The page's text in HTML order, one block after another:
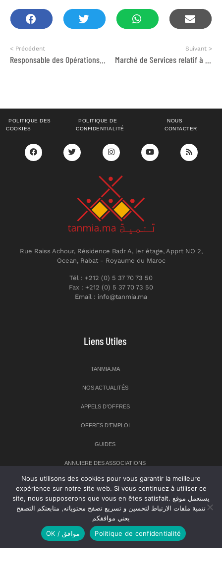
< Précédent
Responsable des Opérations EFE-Maroc
Suivant >
Marché de Services relatif à l’appui aux Collectivités Territoriales pour opérationnaliser les mécanismes de la démocratie participative au niveau local
POLITIQUE DES
COOKIES
POLITIQUE DE
CONFIDENTIALITÉ
NOUS
CONTACTER
Rue Raiss Achour, Résidence Badr A, ler étage, Apprt NO 2,
Ocean, Rabat - Royaume du Maroc
Tél : +212 (0) 5 37 70 73 50
Fax : +212 (0) 5 37 70 73 50
Email : info@tanmia.ma
Liens Utiles
TANMIA.MA
NOS ACTUALITÉS
APPELS D’OFFRES
OFFRES D’EMPLOI
GUIDES
ANNUIERE DES ASSOCIATIONS
Newsletter
Inscrivez-vous à notre newsletter pour recevoir les dernières
nouvelles sur TANMIA
Nous utilisons des cookies pour vous garantir la meilleure
expérience sur notre site web. Si vous continuez à utiliser ce
site, nous supposerons que vous en êtes satisfait. يستعمل موقع
تنمية ملفات الارتباط لتحسين و تسريع تصفح محتوياته, متابعتكم التصفح
يعني موافقكم
OK / موافق
Politique de confidentialité